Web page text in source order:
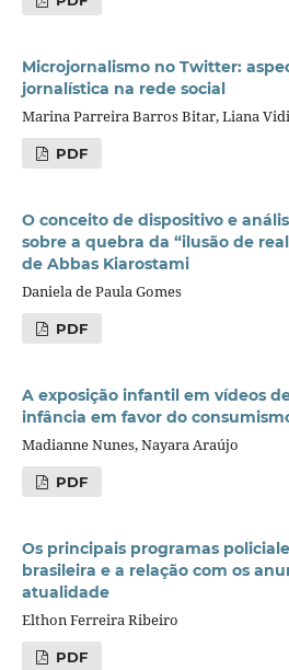
Microjornalismo no Twitter:
jornalística na rede social
Marina Parreira Barros Bitar, Liana
PDF
O conceito de dispositivo e
sobre a quebra da “ilusão de
de Abbas Kiarostami
Daniela de Paula Gomes
PDF
A exposição infantil em vídeos
infância em favor do
Madianne Nunes, Nayara Araújo
PDF
Os principais programas
brasileira e a relação com os
atualidade
Elthon Ferreira Ribeiro
PDF